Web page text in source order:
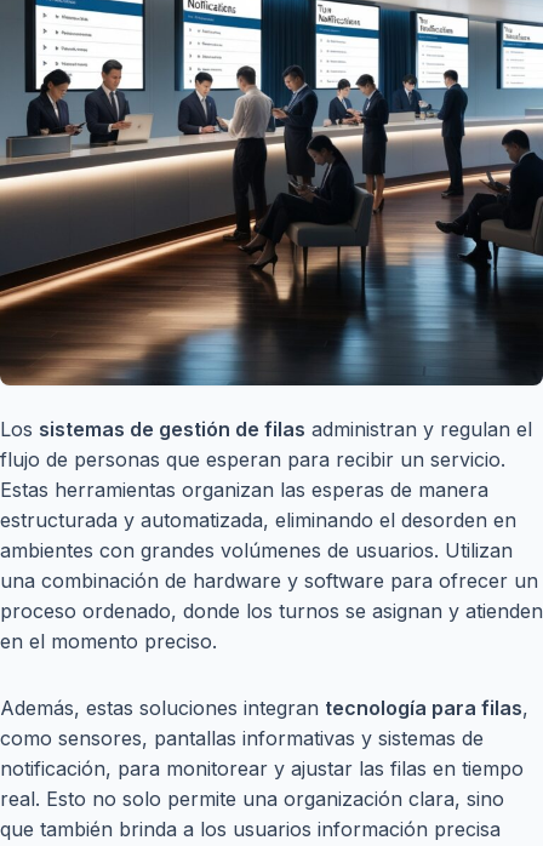
Los sistemas de gestión de filas administran y regulan el
flujo de personas que esperan para recibir un servicio.
Estas herramientas organizan las esperas de manera
estructurada y automatizada, eliminando el desorden en
ambientes con grandes volúmenes de usuarios. Utilizan
una combinación de hardware y software para ofrecer un
proceso ordenado, donde los turnos se asignan y atienden
en el momento preciso.
Además, estas soluciones integran tecnología para filas,
como sensores, pantallas informativas y sistemas de
notificación, para monitorear y ajustar las filas en tiempo
real. Esto no solo permite una organización clara, sino
que también brinda a los usuarios información precisa